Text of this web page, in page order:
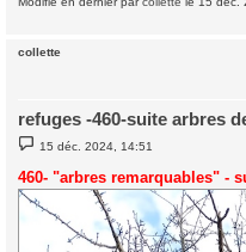
collette
refuges -460-suite arbres
M
e
s
s
a
g
15 déc. 2024, 14:51
460- "arbres remarquables" -